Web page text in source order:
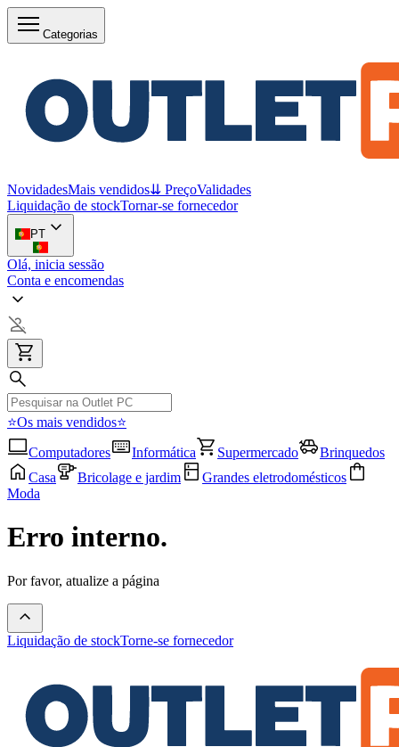
Categorias
NovidadesMais vendidos⇊ PreçoValidades
Liquidação de stockTornar-se fornecedor
PT
Olá, inicia sessão
Conta e encomendas
⭐Os mais vendidos⭐
Computadores
Informática Supermercado
Brinquedos
Casa
Bricolage e jardim
Grandes eletrodomésticos
Moda
Erro interno.
Por favor, atualize a página
Liquidação de stockTorne-se fornecedor